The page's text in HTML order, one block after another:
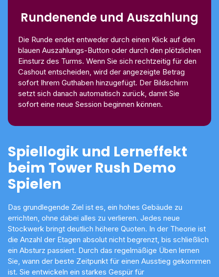
Rundenende und Auszahlung
Die Runde endet entweder durch einen Klick auf den
blauen Auszahlungs-Button oder durch den plötzlichen
Einsturz des Turms. Wenn Sie sich rechtzeitig für den
Cashout entscheiden, wird der angezeigte Betrag
sofort Ihrem Guthaben hinzugefügt. Der Bildschirm
setzt sich danach automatisch zurück, damit Sie
sofort eine neue Session beginnen können.
Spiellogik und Lerneffekt
beim Tower Rush Demo
Spielen
Das grundlegende Ziel ist es, ein hohes Gebäude zu
errichten, ohne dabei alles zu verlieren. Jedes neue
Stockwerk bringt deutlich höhere Quoten. In der Theorie ist
die Anzahl der Etagen absolut nicht begrenzt, bis schließlich
ein Absturz passiert. Durch das regelmäßige Üben lernen
Sie, wann der beste Zeitpunkt für einen Ausstieg gekommen
ist. Sie entwickeln ein starkes Gespür für